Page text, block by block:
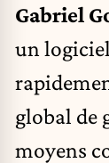
Gabriel
un
global de
moyens